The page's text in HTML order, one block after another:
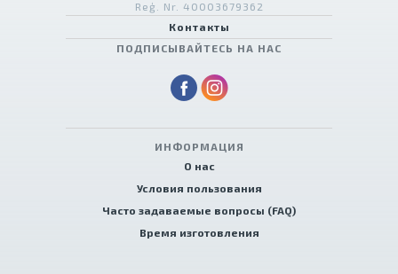
Reģ. Nr. 40003679362
Контакты
ПОДПИСЫВАЙТЕСЬ НА НАС
ИНФОРМАЦИЯ
О нас
Условия пользования
Часто задаваемые вопросы (FAQ)
Время изготовления